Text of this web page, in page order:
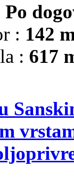
Po
: 142
: 617